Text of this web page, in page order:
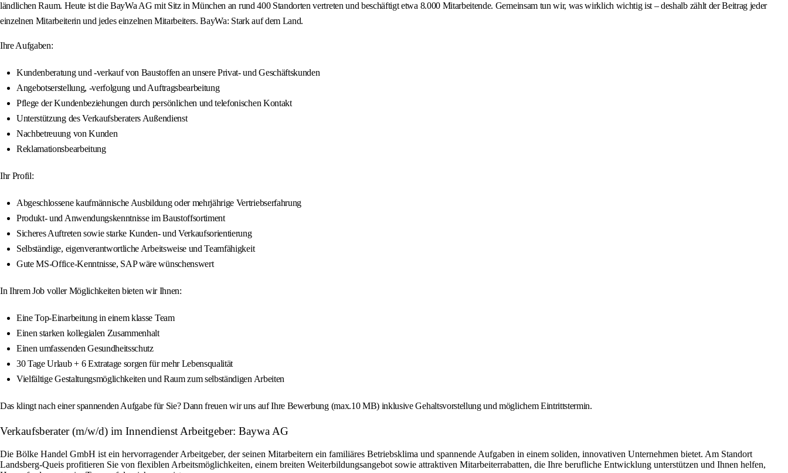
ländlichen Raum. Heute ist die BayWa AG mit Sitz in München an rund 400 Standorten vertreten und beschäftigt etwa 8.000 Mitarbeitende. Gemeinsam tun wir, was wirklich wichtig ist – deshalb zählt der Beitrag jeder
einzelnen Mitarbeiterin und jedes einzelnen Mitarbeiters. BayWa: Stark auf dem Land.
Ihre Aufgaben:
Kundenberatung und -verkauf von Baustoffen an unsere Privat- und Geschäftskunden
Angebotserstellung, -verfolgung und Auftragsbearbeitung
Pflege der Kundenbeziehungen durch persönlichen und telefonischen Kontakt
Unterstützung des Verkaufsberaters Außendienst
Nachbetreuung von Kunden
Reklamationsbearbeitung
Ihr Profil:
Abgeschlossene kaufmännische Ausbildung oder mehrjährige Vertriebserfahrung
Produkt- und Anwendungskenntnisse im Baustoffsortiment
Sicheres Auftreten sowie starke Kunden- und Verkaufsorientierung
Selbständige, eigenverantwortliche Arbeitsweise und Teamfähigkeit
Gute MS-Office-Kenntnisse, SAP wäre wünschenswert
In Ihrem Job voller Möglichkeiten bieten wir Ihnen:
Eine Top-Einarbeitung in einem klasse Team
Einen starken kollegialen Zusammenhalt
Einen umfassenden Gesundheitsschutz
30 Tage Urlaub + 6 Extratage sorgen für mehr Lebensqualität
Vielfältige Gestaltungsmöglichkeiten und Raum zum selbständigen Arbeiten
Das klingt nach einer spannenden Aufgabe für Sie? Dann freuen wir uns auf Ihre Bewerbung (max.10 MB) inklusive Gehaltsvorstellung und möglichem Eintrittstermin.
Verkaufsberater (m/w/d) im Innendienst Arbeitgeber: Baywa AG
Die Bölke Handel GmbH ist ein hervorragender Arbeitgeber, der seinen Mitarbeitern ein familiäres Betriebsklima und spannende Aufgaben in einem soliden, innovativen Unternehmen bietet. Am Standort
Landsberg-Queis profitieren Sie von flexiblen Arbeitsmöglichkeiten, einem breiten Weiterbildungsangebot sowie attraktiven Mitarbeiterrabatten, die Ihre berufliche Entwicklung unterstützen und Ihnen helfen,